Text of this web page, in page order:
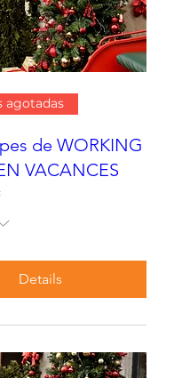
agotadas
de WORKING
VACANCES
Details